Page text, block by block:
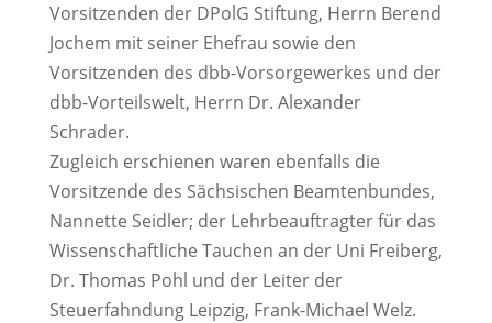
Vorsitzenden der DPolG Stiftung, Herrn Berend
Jochem mit seiner Ehefrau sowie den
Vorsitzenden des dbb-Vorsorgewerkes und der
dbb-Vorteilswelt, Herrn Dr. Alexander
Schrader.
Zugleich erschienen waren ebenfalls die
Vorsitzende des Sächsischen Beamtenbundes,
Nannette Seidler; der Lehrbeauftragter für das
Wissenschaftliche Tauchen an der Uni Freiberg,
Dr. Thomas Pohl und der Leiter der
Steuerfahndung Leipzig, Frank-Michael Welz.